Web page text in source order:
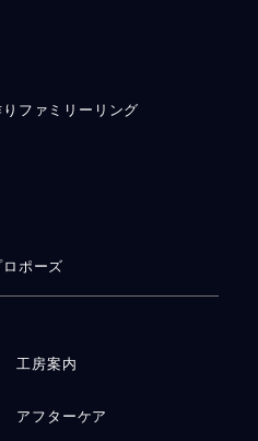
ファミリーリング
ロポーズ
工房案内
アフターケア